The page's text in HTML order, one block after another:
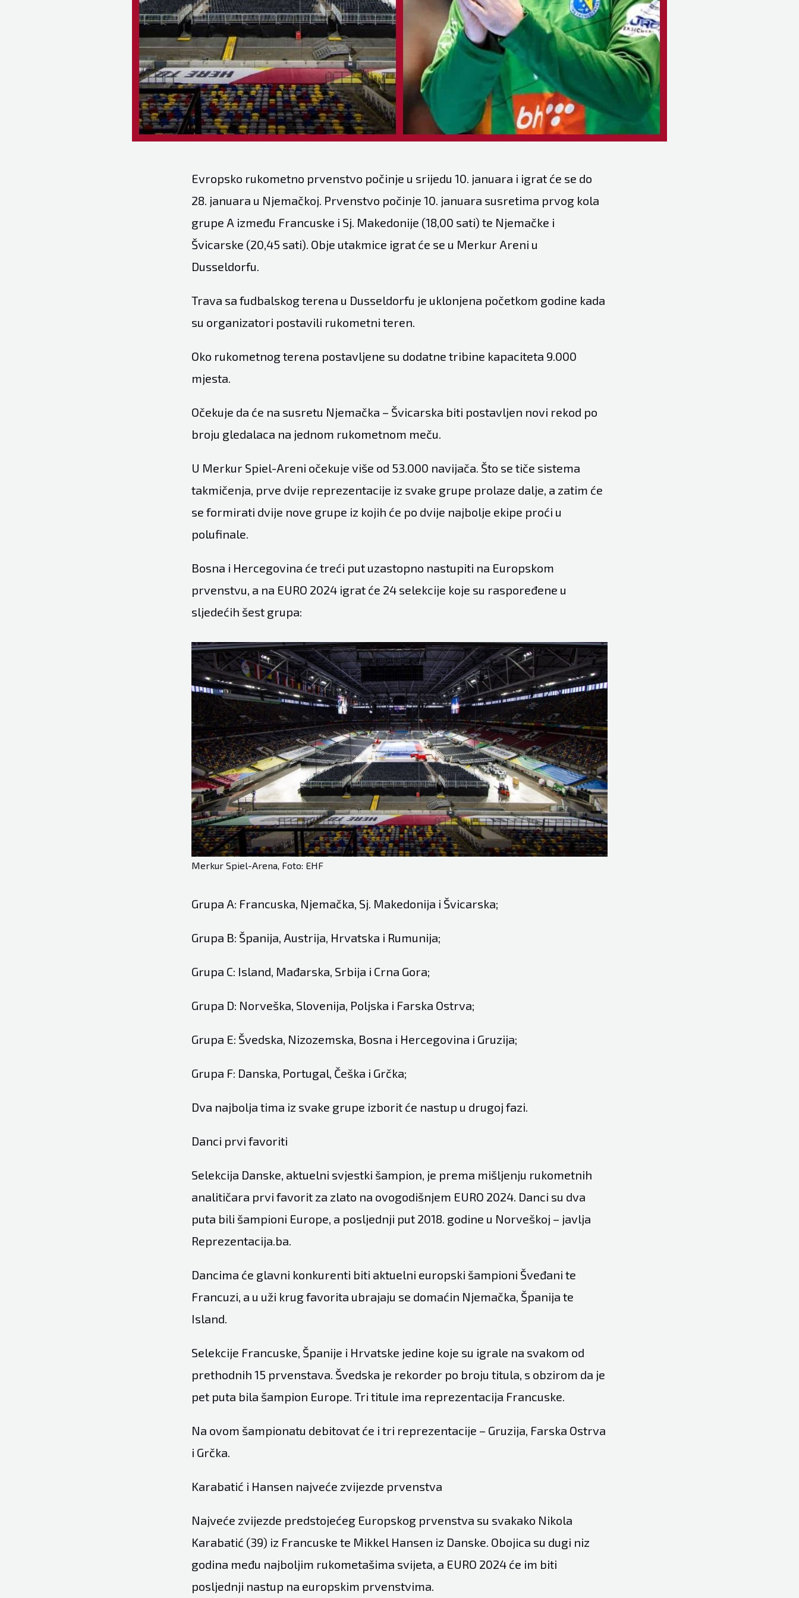
Evropsko rukometno prvenstvo počinje u srijedu 10. januara i igrat će se do
28. januara u Njemačkoj. Prvenstvo počinje 10. januara susretima prvog kola
grupe A između Francuske i Sj. Makedonije (18,00 sati) te Njemačke i
Švicarske (20,45 sati). Obje utakmice igrat će se u Merkur Areni u
Dusseldorfu.
Trava sa fudbalskog terena u Dusseldorfu je uklonjena početkom godine kada
su organizatori postavili rukometni teren.
Oko rukometnog terena postavljene su dodatne tribine kapaciteta 9.000
mjesta.
Očekuje da će na susretu Njemačka – Švicarska biti postavljen novi rekod po
broju gledalaca na jednom rukometnom meču.
U Merkur Spiel-Areni očekuje više od 53.000 navijača. Što se tiče sistema
takmičenja, prve dvije reprezentacije iz svake grupe prolaze dalje, a zatim će
se formirati dvije nove grupe iz kojih će po dvije najbolje ekipe proći u
polufinale.
Bosna i Hercegovina će treći put uzastopno nastupiti na Europskom
prvenstvu, a na EURO 2024 igrat će 24 selekcije koje su raspoređene u
sljedećih šest grupa:
Merkur Spiel-Arena, Foto: EHF
Grupa A: Francuska, Njemačka, Sj. Makedonija i Švicarska;
Grupa B: Španija, Austrija, Hrvatska i Rumunija;
Grupa C: Island, Mađarska, Srbija i Crna Gora;
Grupa D: Norveška, Slovenija, Poljska i Farska Ostrva;
Grupa E: Švedska, Nizozemska, Bosna i Hercegovina i Gruzija;
Grupa F: Danska, Portugal, Češka i Grčka;
Dva najbolja tima iz svake grupe izborit će nastup u drugoj fazi.
Danci prvi favoriti
Selekcija Danske, aktuelni svjestki šampion, je prema mišljenju rukometnih
analitičara prvi favorit za zlato na ovogodišnjem EURO 2024. Danci su dva
puta bili šampioni Europe, a posljednji put 2018. godine u Norveškoj – javlja
Reprezentacija.ba.
Dancima će glavni konkurenti biti aktuelni europski šampioni Šveđani te
Francuzi, a u uži krug favorita ubrajaju se domaćin Njemačka, Španija te
Island.
Selekcije Francuske, Španije i Hrvatske jedine koje su igrale na svakom od
prethodnih 15 prvenstava. Švedska je rekorder po broju titula, s obzirom da je
pet puta bila šampion Europe. Tri titule ima reprezentacija Francuske.
Na ovom šampionatu debitovat će i tri reprezentacije – Gruzija, Farska Ostrva
i Grčka.
Karabatić i Hansen najveće zvijezde prvenstva
Najveće zvijezde predstojećeg Europskog prvenstva su svakako Nikola
Karabatić (39) iz Francuske te Mikkel Hansen iz Danske. Obojica su dugi niz
godina među najboljim rukometašima svijeta, a EURO 2024 će im biti
posljednji nastup na europskim prvenstvima.